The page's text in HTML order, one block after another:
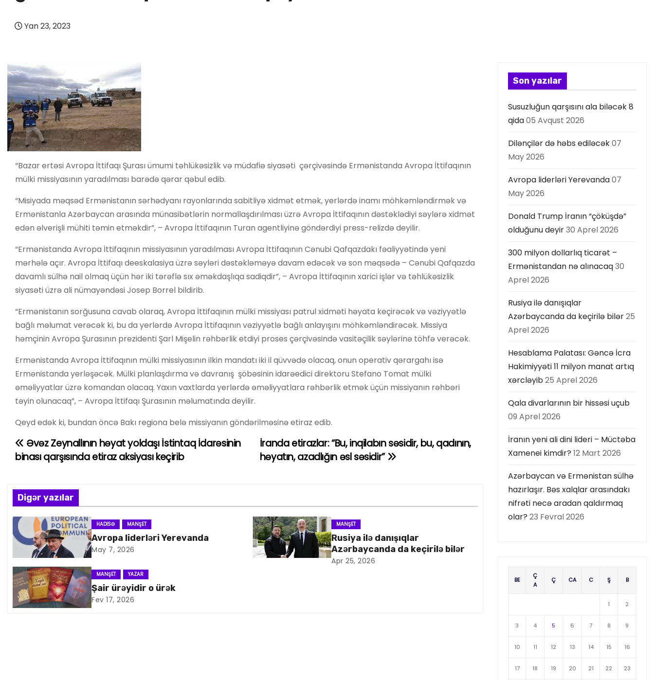
Yan 23, 2023
“Bazar ertəsi Avropa İttifaqı Şurası ümumi təhlükəsizlik və müdafiə siyasəti çərçivəsində Ermənistanda Avropa İttifaqının
mülki missiyasının yaradılması barədə qərar qəbul edib.
“Misiyada məqsəd Ermənistanın sərhədyanı rayonlarında sabitliyə xidmət etmək, yerlərdə inamı möhkəmləndirmək və
Ermənistanla Azərbaycan arasında münasibətlərin normallaşdırılması üzrə Avropa İttifaqının dəstəklədiyi səylərə xidmət
edən əlverişli mühiti təmin etməkdir”, – Avropa İttifaqının Turan agentliyinə göndərdiyi press-relizdə deyilir.
“Ermənistanda Avropa İttifaqının missiyasının yaradılması Avropa İttifaqının Cənubi Qafqazdakı fəaliyyətində yeni
mərhələ açır. Avropa İttifaqı deeskalasiya üzrə səyləri dəstəkləməyə davam edəcək və son məqsədə – Cənubi Qafqazda
davamlı sülhə nail olmaq üçün hər iki tərəflə sıx əməkdaşlıqa sadiqdir”, – Avropa İttifaqının xarici işlər və təhlükəsizlik
siyasəti üzrə ali nümayəndəsi Josep Borrel bildirib.
“Ermənistanın sorğusuna cavab olaraq, Avropa İttifaqının mülki missiyası patrul xidməti həyata keçirəcək və vəziyyətlə
bağlı məlumat verəcək ki, bu da yerlərdə Avropa İttifaqının vəziyyətlə bağlı anlayışını möhkəmləndirəcək. Missiya
həmçinin Avropa Şurasının prezidenti Şarl Mişelin rəhbərlik etdiyi proses çərçivəsində vasitəçilik səylərinə töhfə verəcək.
Ermənistanda Avropa İttifaqının mülki missiyasının ilkin mandatı iki il qüvvədə olacaq, onun operativ qərargahı isə
Ermənistanda yerləşəcək. Mülki planlaşdırma və davranış şöbəsinin idarəedici direktoru Stefano Tomat mülki
əməliyyatlar üzrə komandan olacaq. Yaxın vaxtlarda yerlərdə əməliyyatlara rəhbərlik etmək üçün missiyanın rəhbəri
təyin olunacaq”, – Avropa İttifaqı Şurasının məlumatında deyilir.
Qeyd edək ki, bundan öncə Bakı regiona belə missiyanın göndərilməsinə etiraz edib.
Y
z
ı
n
a
v
i
q
İranda etirazlar: “Bu, inqilabın səsidir, bu, qadının,
həyatın, azadlığın əsl səsidir”
Əvəz Zeynallının həyat yoldaşı İstintaq İdarəsinin
binası qarşısında etiraz aksiyası keçirib
Digər yazılar
HADISƏ MANŞET
Avropa liderləri Yerevanda
May 7, 2026
MANŞET
Rusiya ilə danışıqlar
Azərbaycanda da keçirilə bilər
Apr 25, 2026
MANŞET YAZAR
Şair ürəyidir o ürək
Fev 17, 2026
Son yazılar
Susuzluğun qarşısını ala biləcək 8
qida05 Avqust 2026
Dilənçilər də həbs ediləcək07
May 2026
Avropa liderləri Yerevanda07
May 2026
Donald Trump İranın “çöküşdə”
olduğunu deyir30 Aprel 2026
300 milyon dollarlıq ticarət –
Ermənistandan nə alınacaq30
Aprel 2026
Rusiya ilə danışıqlar
Azərbaycanda da keçirilə bilər25
Aprel 2026
Hesablama Palatası: Gəncə İcra
Hakimiyyəti 11 milyon manat artıq
xərcləyib25 Aprel 2026
Qala divarlarının bir hissəsi uçub
09 Aprel 2026
İranın yeni ali dini lideri – Müctəba
Xamenei kimdir? 12 Mart 2026
Azərbaycan və Ermənistan sülhə
hazırlaşır. Bəs xalqlar arasındakı
nifrəti necə aradan qaldırmaq
olar? 23 Fevral 2026
BE
Ç
A
Ç CA C Ş B
1 2
3 4 5 6 7 8 9
10 11 12 13 14 15 16
17 18 19 20 21 22 23